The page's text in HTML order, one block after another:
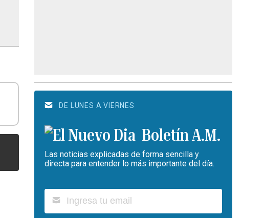
DE LUNES A VIERNES
Boletín A.M.
Las noticias explicadas de forma sencilla y
directa para entender lo más importante del día.